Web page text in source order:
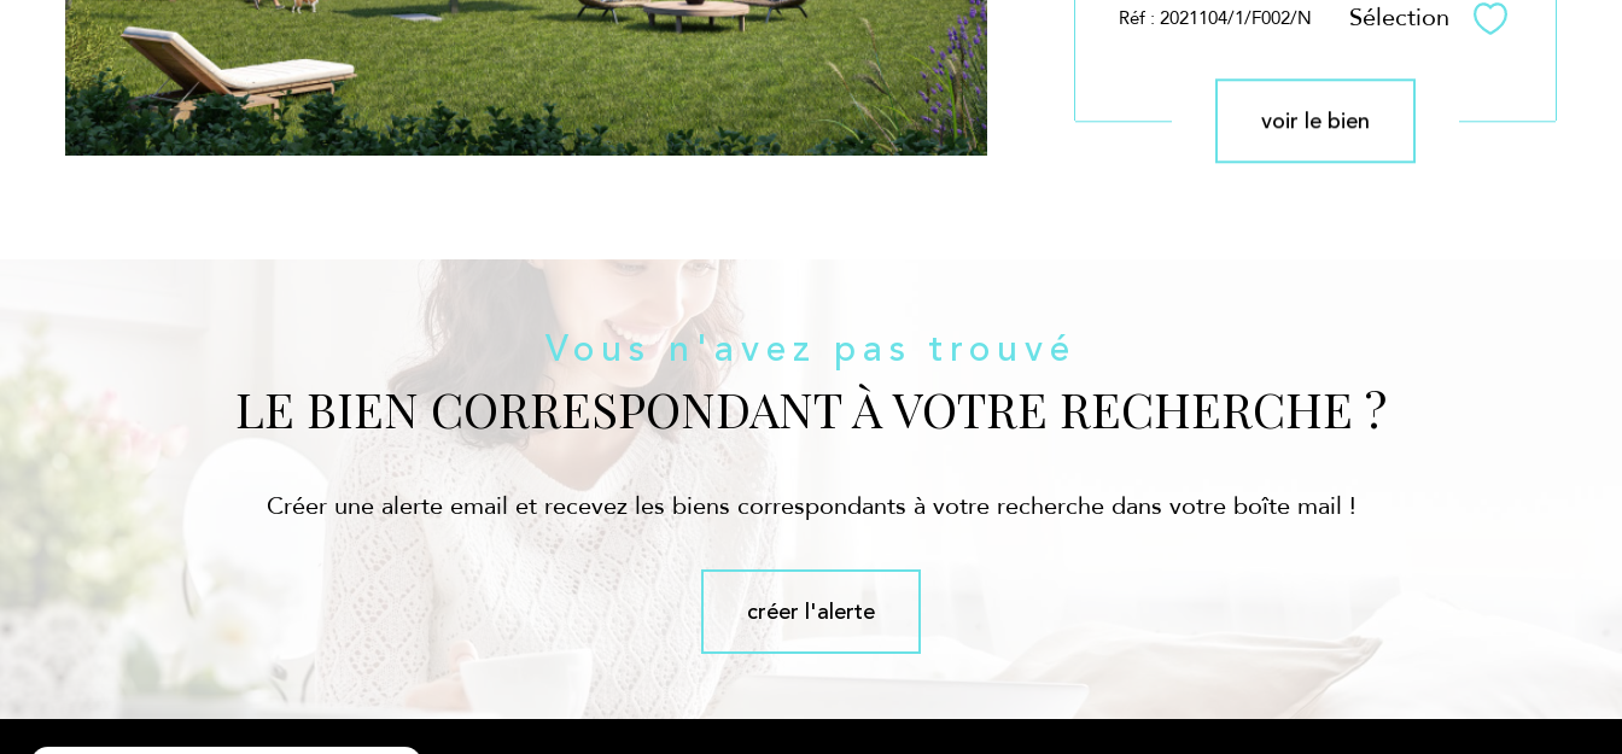
Réf : 2021104/1/F002/N Sélection Sélectionner
voir le bien
Vous n'avez pas trouvé
LE BIEN CORRESPONDANT À VOTRE RECHERCHE ?
Créer une alerte email et recevez les biens correspondants à votre recherche dans votre boîte mail !
créer l'alerte